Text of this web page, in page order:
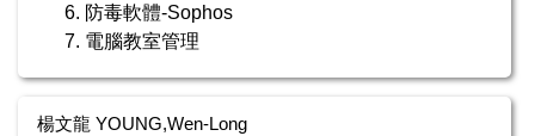
防毒軟體-Sophos
電腦教室管理
楊文龍 YOUNG,Wen-Long